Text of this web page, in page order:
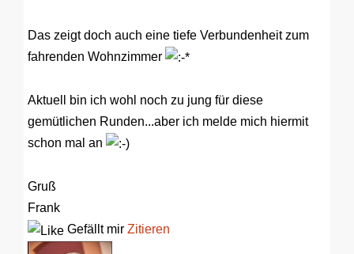
Das zeigt doch auch eine tiefe Verbundenheit zum
fahrenden Wohnzimmer
Aktuell bin ich wohl noch zu jung für diese
gemütlichen Runden...aber ich melde mich hiermit
schon mal an
Gruß
Frank
Gefällt mir Zitieren